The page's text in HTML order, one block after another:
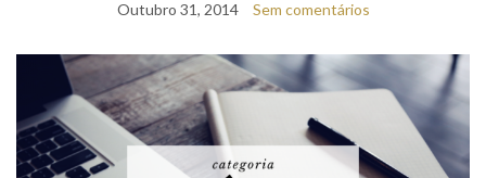
Outubro 31, 2014 Sem comentários